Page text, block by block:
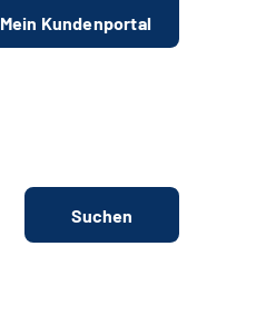
Mein Kundenportal
Suchen